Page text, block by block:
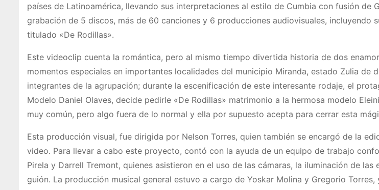
países de Latinoamérica, llevando sus interpretaciones al estilo de Cumbia con fusión de
grabación de 5 discos, más de 60 canciones y 6 producciones audiovisuales, incluyendo
titulado «De Rodillas».
Este videoclip cuenta la romántica, pero al mismo tiempo divertida historia de dos
momentos especiales en importantes localidades del municipio Miranda, estado Zulia de
integrantes de la agrupación; durante la escenificación de este interesante rodaje, el
Modelo Daniel Olaves, decide pedirle «De Rodillas» matrimonio a la hermosa modelo
muy común, pero algo fuera de lo normal y ella por supuesto acepta para cerrar esta
Esta producción visual, fue dirigida por Nelson Torres, quien también se encargó de la
video. Para llevar a cabo este proyecto, contó con la ayuda de un equipo de trabajo
Pirela y Darrell Tremont, quienes asistieron en el uso de las cámaras, la iluminación de las
guión. La producción musical general estuvo a cargo de Yoskar Molina y Gregorio